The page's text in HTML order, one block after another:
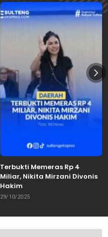
Terbukti Memeras Rp 4
Miliar, Nikita Mirzani Divonis
Hakim
29/10/2025